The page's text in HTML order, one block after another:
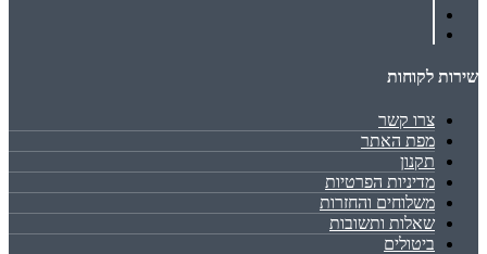
שירות לקוחות
צרו קשר
מפת האתר
תקנון
מדיניות הפרטיות
משלוחים והחזרות
שאלות ותשובות
ביטולים